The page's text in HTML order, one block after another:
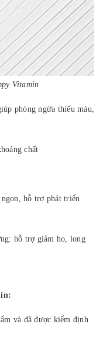
Vitamin
phòng ngừa thiếu máu,
chất
hỗ trợ phát triển
hỗ trợ giảm ho, long
và đã được kiểm định